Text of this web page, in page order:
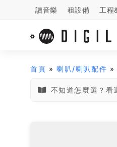
讀音樂 租設備 工程
首頁 »喇叭/喇叭配件 »
不知道怎麼選？看